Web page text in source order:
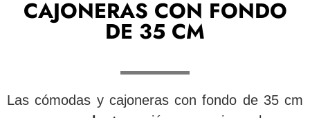
CAJONERAS CON FONDO
DE 35 CM
Las cómodas y cajoneras con fondo de 35 cm